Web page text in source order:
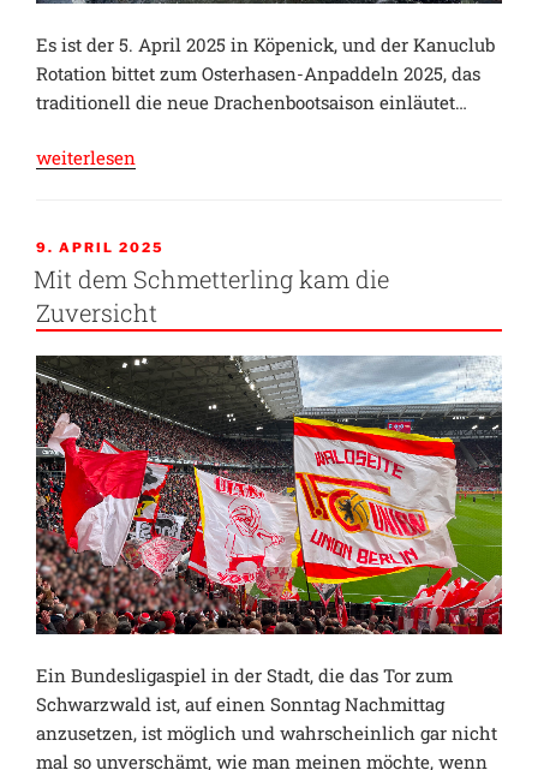
Es ist der 5. April 2025 in Köpenick, und der Kanuclub
Rotation bittet zum Osterhasen-Anpaddeln 2025, das
traditionell die neue Drachenbootsaison einläutet…
„Osterhasenanpaddeln
weiterlesen
VERÖFFENTLICHT
AM
9. APRIL 2025
Mit dem Schmetterling kam die
Zuversicht
Ein Bundesligaspiel in der Stadt, die das Tor zum
Schwarzwald ist, auf einen Sonntag Nachmittag
anzusetzen, ist möglich und wahrscheinlich gar nicht
mal so unverschämt, wie man meinen möchte, wenn